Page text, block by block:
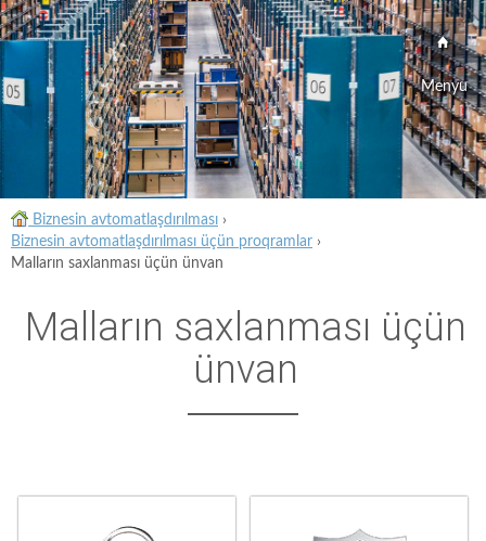
Menyu
Biznesin avtomatlaşdırılması ›
Biznesin avtomatlaşdırılması üçün proqramlar ›
Malların saxlanması üçün ünvan
Malların saxlanması üçün
ünvan